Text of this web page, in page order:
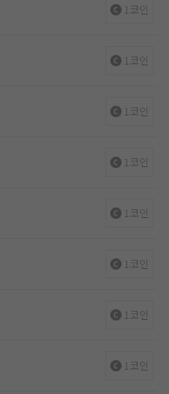
1코인
1코인
1코인
1코인
1코인
1코인
1코인
1코인